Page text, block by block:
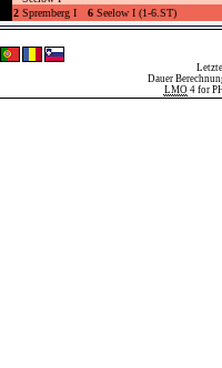
2 Spremberg I 6 Seelow I (1-6.ST)
Dauer
LMO4 for